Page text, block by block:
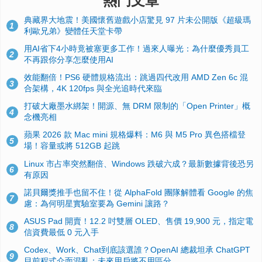
1
典藏界大地震！美國懷舊遊戲小店驚見 97 片未公開版《超級瑪
利歐兄弟》變體任天堂卡帶
2
用AI省下4小時竟被塞更多工作！過來人曝光：為什麼優秀員工
不再跟你分享怎麼使用AI
3
效能翻倍！PS6 硬體規格流出：跳過四代改用 AMD Zen 6c 混
合架構，4K 120fps 與全光追時代來臨
4
打破大廠墨水綁架！開源、無 DRM 限制的「Open Printer」概
念機亮相
5
蘋果 2026 款 Mac mini 規格爆料：M6 與 M5 Pro 異色搭檔登
場！容量或將 512GB 起跳
6
Linux 市占率突然翻倍、Windows 跌破六成？最新數據背後恐另
有原因
7
諾貝爾獎推手也留不住！從 AlphaFold 團隊解體看 Google 的焦
慮：為何明星實驗室要為 Gemini 讓路？
8
ASUS Pad 開賣！12.2 吋雙層 OLED、售價 19,900 元，指定電
信資費最低 0 元入手
9
Codex、Work、Chat到底該選誰？OpenAI 總裁坦承 ChatGPT